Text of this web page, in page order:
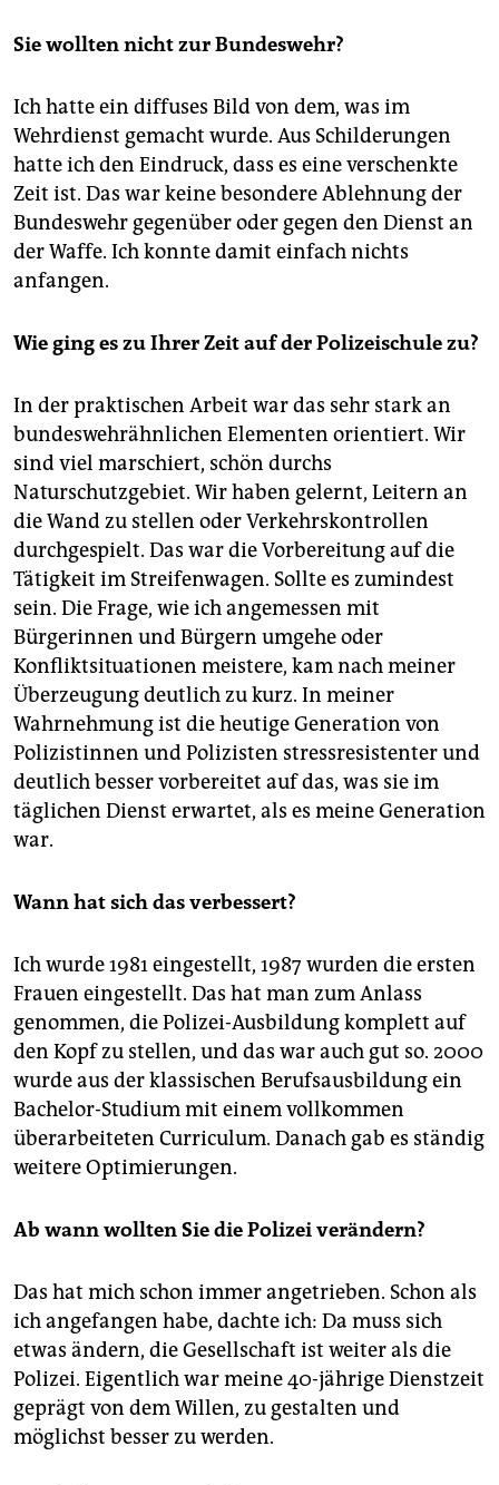
Sie wollten nicht zur Bundeswehr?
Ich hatte ein diffuses Bild von dem, was im
Wehrdienst gemacht wurde. Aus Schilderungen
hatte ich den Eindruck, dass es eine verschenkte
Zeit ist. Das war keine besondere Ablehnung der
Bundeswehr gegenüber oder gegen den Dienst an
der Waffe. Ich konnte damit einfach nichts
anfangen.
Wie ging es zu Ihrer Zeit auf der Polizei­schule zu?
In der praktischen Arbeit war das sehr stark an
bundeswehrähnlichen Elementen orientiert. Wir
sind viel marschiert, schön durchs
Naturschutzgebiet. Wir haben gelernt, Leitern an
die Wand zu stellen oder Verkehrskontrollen
durchgespielt. Das war die Vorbereitung auf die
Tätigkeit im Streifenwagen. Sollte es zumindest
sein. Die Frage, wie ich angemessen mit
Bürgerinnen und Bürgern umgehe oder
Konfliktsituationen meistere, kam nach meiner
Überzeugung deutlich zu kurz. In meiner
Wahrnehmung ist die heutige Generation von
Polizistinnen und Polizisten stressresistenter und
deutlich besser vorbereitet auf das, was sie im
täglichen Dienst erwartet, als es meine Generation
war.
Wann hat sich das verbessert?
Ich wurde 1981 eingestellt, 1987 wurden die ersten
Frauen eingestellt. Das hat man zum Anlass
genommen, die Polizei-Ausbildung komplett auf
den Kopf zu stellen, und das war auch gut so. 2000
wurde aus der klassischen Berufsausbildung ein
Bachelor-Studium mit einem vollkommen
überarbeiteten Curriculum. Danach gab es ständig
weitere Optimierungen.
Ab wann wollten Sie die Polizei verändern?
Das hat mich schon immer angetrieben. Schon als
ich angefangen habe, dachte ich: Da muss sich
etwas ändern, die Gesellschaft ist weiter als die
Polizei. Eigentlich war meine 40-jährige Dienstzeit
geprägt von dem Willen, zu gestalten und
möglichst besser zu werden.